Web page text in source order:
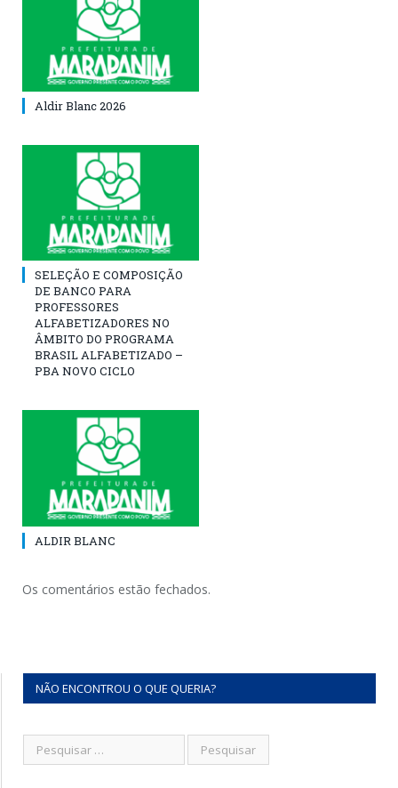
Aldir Blanc 2026
SELEÇÃO E COMPOSIÇÃO
DE BANCO PARA
PROFESSORES
ALFABETIZADORES NO
ÂMBITO DO PROGRAMA
BRASIL ALFABETIZADO –
PBA NOVO CICLO
ALDIR BLANC
Os comentários estão fechados.
NÃO ENCONTROU O QUE QUERIA?